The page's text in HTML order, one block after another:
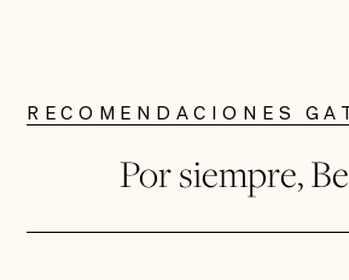
RECOMENDACIONES
Por siempre,